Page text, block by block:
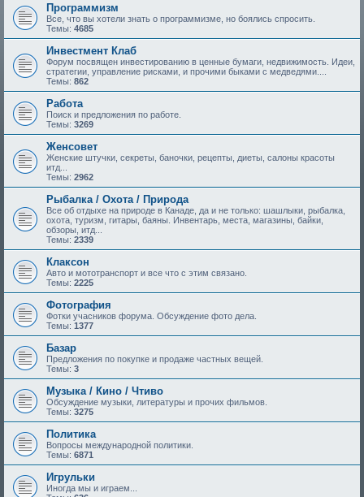
Программизм
Все, что вы хотели знать о программизме, но боялись спросить.
Темы: 4685
Инвестмент Клаб
Форум посвящен инвестированию в ценные бумаги, недвижимость. Идеи,
стратегии, управление рисками, и прочими быками с медведями....
Темы: 862
Работа
Поиск и предложения по работе.
Темы: 3269
Женсовет
Женские штучки, секреты, баночки, рецепты, диеты, салоны красоты
итд...
Темы: 2962
Рыбалка / Охота / Природа
Все об отдыхе на природе в Канаде, да и не только: шашлыки, рыбалка,
охота, туризм, гитары, баяны. Инвентарь, места, магазины, байки,
обзоры, итд...
Темы: 2339
Клаксон
Авто и мототранспорт и все что с этим связано.
Темы: 2225
Фотография
Фотки учасников форума. Обсуждение фото дела.
Темы: 1377
Базар
Предложения по покупке и продаже частных вещей.
Темы: 3
Музыка / Кино / Чтиво
Обсуждение музыки, литературы и прочих фильмов.
Темы: 3275
Политика
Вопросы международной политики.
Темы: 6871
Игрульки
Иногда мы и играем...